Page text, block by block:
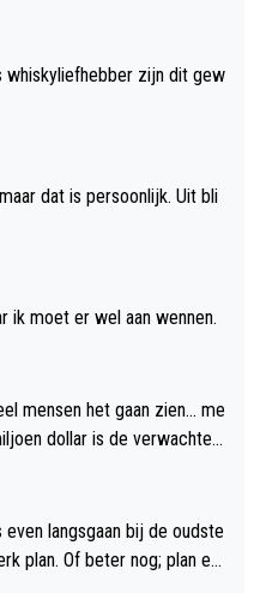
whiskyliefhebber zijn dit gew
dat is persoonlijk. Uit bli
ik moet er wel aan wennen.
mensen het gaan zien... me
dollar is de verwachte
langsgaan bij de oudste
plan ee